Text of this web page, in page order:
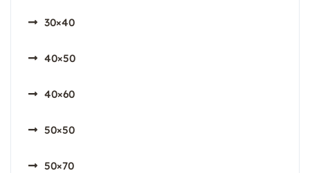
30×40
40×50
40×60
50×50
50×70